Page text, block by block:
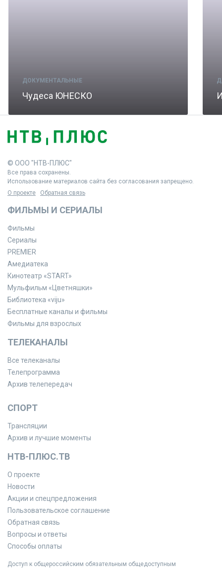
ДОКУМЕНТАЛЬНЫЕ
Чудеса ЮНЕСКО
© ООО "НТВ-ПЛЮС"
Все права сохранены.
Использование материалов сайта без согласования запрещено.
О проекте
Обратная связь
ФИЛЬМЫ И СЕРИАЛЫ
Фильмы
Сериалы
PREMIER
Амедиатека
Кинотеатр «START»
Мульфильм «Цветняшки»
Библиотека «viju»
Бесплатные каналы и фильмы
Фильмы для взрослых
ТЕЛЕКАНАЛЫ
Все телеканалы
Телепрограмма
Архив телепередач
СПОРТ
Трансляции
Архив и лучшие моменты
НТВ-ПЛЮС.ТВ
О проекте
Новости
Акции и спецпредложения
Пользовательское соглашение
Обратная связь
Вопросы и ответы
Способы оплаты
Доступ к общероссийским обязательным общедоступным